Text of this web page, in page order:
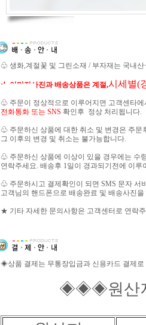
♧ 생화,계절꽃 및 그린소재 / 부자재는 국내산
★ 이미지사진과 배송상품은 계절,시세별(
♧ 주문이 정상적으로 이루어지면 고객센타
전화통화 또는 SNS 확인후 정상 처리됩니다.
♧ 주문하신 상품에 대한 취소 및 변경은 주문
그 이후의 변경 및 취소는 불가능합니다.
♧ 주문하신 상품에 이상이 있을 경우에는 수
연락주세요. 배송후 1일이 경과되기전에 이루
♧ 주문하시고 결제확인이 되면 SMS 문자 서
고객님의 핸드폰으로 배송완료 및 배송사진
★ 기타 자세한 문의사항은 고객센터로 연락
◈상품 결제는 무통장입금과 신용카드 결제로
◈◈◈원산지